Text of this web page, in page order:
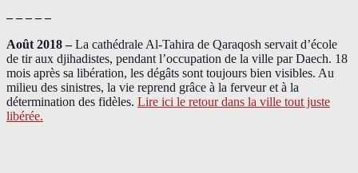
– – – – –
Août 2018–La cathédrale Al-Tahira de Qaraqosh servait d’école
de tir aux djihadistes, pendant l’occupation de la ville par Daech. 18
mois après sa libération, les dégâts sont toujours bien visibles. Au
milieu des sinistres, la vie reprend grâce à la ferveur et à la
détermination des fidèles. Lire ici le retour dans la ville tout juste
libérée.